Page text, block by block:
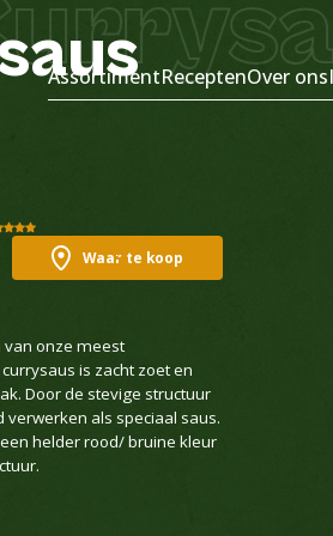
AssortimentReceptenOver ons
Waar te koop
van onze meest
is zacht zoet en
Door de stevige structuur
als speciaal saus.
helder rood/ bruine kleur